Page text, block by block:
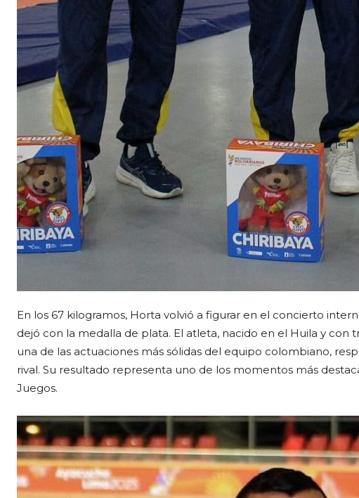
En los 67 kilogramos, Horta volvió a figurar en el concierto
dejó con la medalla de plata. El atleta, nacido en el Huila y con
una de las actuaciones más sólidas del equipo colombiano,
rival. Su resultado representa uno de los momentos más
Juegos.